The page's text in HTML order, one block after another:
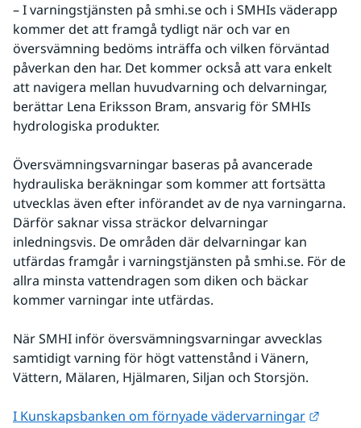
– I varningstjänsten på smhi.se och i SMHIs väderapp
kommer det att framgå tydligt när och var en
översvämning bedöms inträffa och vilken förväntad
påverkan den har. Det kommer också att vara enkelt
att navigera mellan huvudvarning och delvarningar,
berättar Lena Eriksson Bram, ansvarig för SMHIs
hydrologiska produkter.
Översvämningsvarningar baseras på avancerade
hydrauliska beräkningar som kommer att fortsätta
utvecklas även efter införandet av de nya varningarna.
Därför saknar vissa sträckor delvarningar
inledningsvis. De områden där delvarningar kan
utfärdas framgår i varningstjänsten på smhi.se. För de
allra minsta vattendragen som diken och bäckar
kommer varningar inte utfärdas.
När SMHI inför översvämningsvarningar avvecklas
samtidigt varning för högt vattenstånd i Vänern,
Vättern, Mälaren, Hjälmaren, Siljan och Storsjön.
I Kunskapsbanken om förnyade vädervarningar